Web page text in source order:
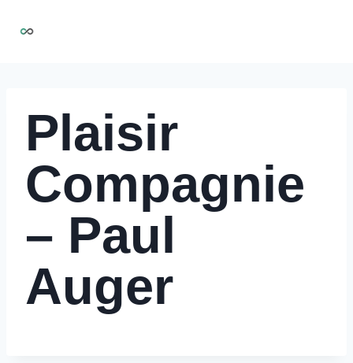
Plaisir
Compagnie
– Paul
Auger